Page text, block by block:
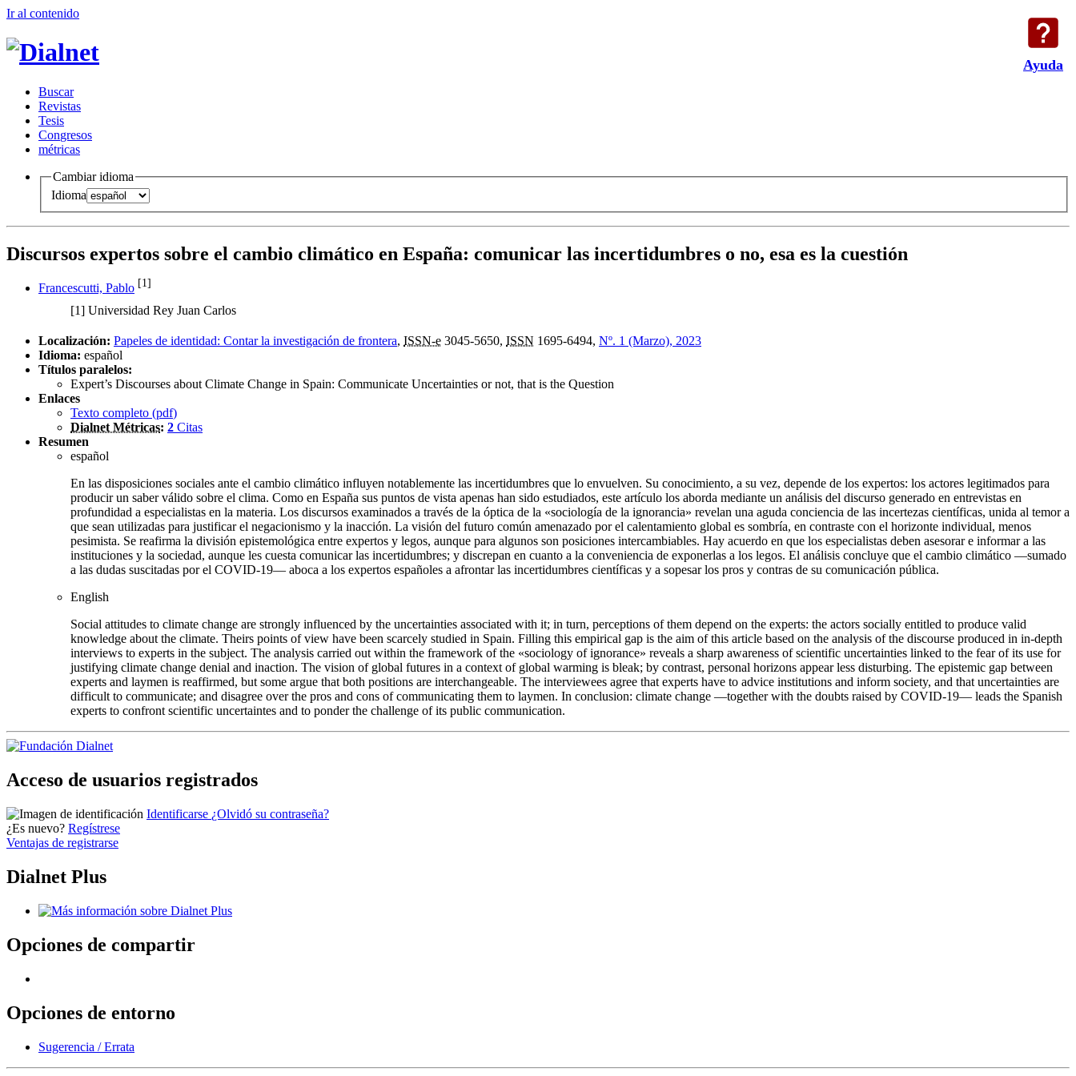
Ayuda
Ir al contenido
Buscar
Revistas
Tesis
Congresos
métricas
Cambiar idioma
Idioma
Discursos expertos sobre el cambio climático en España: comunicar las incertidumbres o no, esa es la cuestión
Francescutti, Pablo [1]
[1] Universidad Rey Juan Carlos
Localización: Papeles de identidad: Contar la investigación de frontera, ISSN-e 3045-5650, ISSN 1695-6494, Nº. 1 (Marzo), 2023
Idioma: español
Títulos paralelos:
Expert’s Discourses about Climate Change in Spain: Communicate Uncertainties or not, that is the Question
Enlaces
Texto completo (pdf)
Dialnet Métricas: 2 Citas
Resumen
español
En las disposiciones sociales ante el cambio climático influyen notablemente las incertidumbres que lo envuelven. Su conocimiento, a su vez, depende de los expertos: los actores legitimados para
producir un saber válido sobre el clima. Como en España sus puntos de vista apenas han sido estudiados, este artículo los aborda mediante un análisis del discurso generado en entrevistas en
profundidad a especialistas en la materia. Los discursos examinados a través de la óptica de la «sociología de la ignorancia» revelan una aguda conciencia de las incertezas científicas, unida al temor a
que sean utilizadas para justificar el negacionismo y la inacción. La visión del futuro común amenazado por el calentamiento global es sombría, en contraste con el horizonte individual, menos
pesimista. Se reafirma la división epistemológica entre expertos y legos, aunque para algunos son posiciones intercambiables. Hay acuerdo en que los especialistas deben asesorar e informar a las
instituciones y la sociedad, aunque les cuesta comunicar las incertidumbres; y discrepan en cuanto a la conveniencia de exponerlas a los legos. El análisis concluye que el cambio climático —sumado
a las dudas suscitadas por el COVID-19— aboca a los expertos españoles a afrontar las incertidumbres científicas y a sopesar los pros y contras de su comunicación pública.
English
Social attitudes to climate change are strongly influenced by the uncertainties associated with it; in turn, perceptions of them depend on the experts: the actors socially entitled to produce valid
knowledge about the climate. Theirs points of view have been scarcely studied in Spain. Filling this empirical gap is the aim of this article based on the analysis of the discourse produced in in-depth
interviews to experts in the subject. The analysis carried out within the framework of the «sociology of ignorance» reveals a sharp awareness of scientific uncertainties linked to the fear of its use for
justifying climate change denial and inaction. The vision of global futures in a context of global warming is bleak; by contrast, personal horizons appear less disturbing. The epistemic gap between
experts and laymen is reaffirmed, but some argue that both positions are interchangeable. The interviewees agree that experts have to advice institutions and inform society, and that uncertainties are
difficult to communicate; and disagree over the pros and cons of communicating them to laymen. In conclusion: climate change —together with the doubts raised by COVID-19— leads the Spanish
experts to confront scientific uncertaintes and to ponder the challenge of its public communication.
Acceso de usuarios registrados
Identificarse ¿Olvidó su contraseña?
¿Es nuevo? Regístrese
Ventajas de registrarse
Dialnet Plus
Opciones de compartir
Opciones de entorno
Sugerencia / Errata